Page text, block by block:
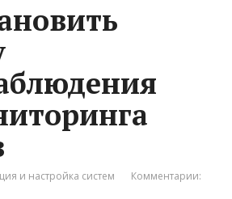
и настройка систем
Комментарии: